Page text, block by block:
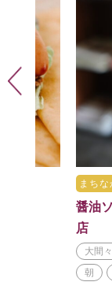
まちな
醤油
店
大間々
朝